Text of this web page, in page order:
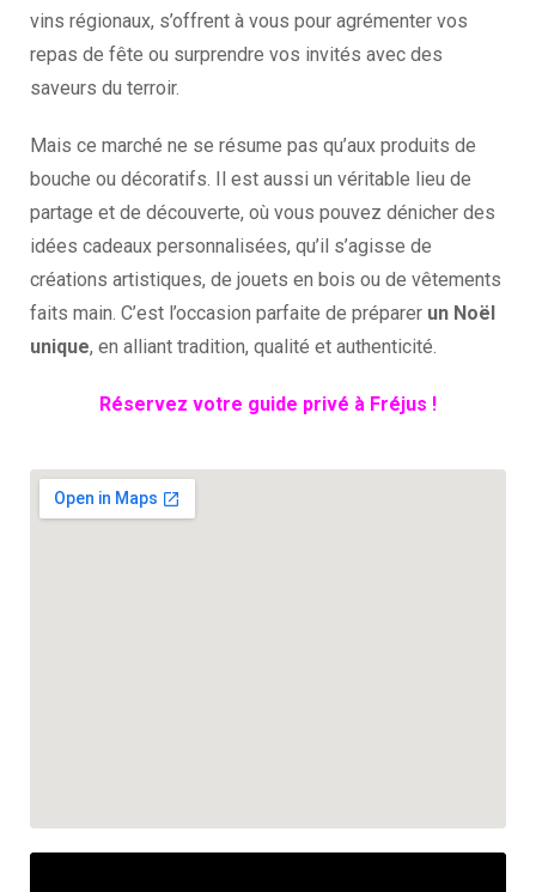
vins régionaux, s’offrent à vous pour agrémenter vos
repas de fête ou surprendre vos invités avec des
saveurs du terroir.
Mais ce marché ne se résume pas qu’aux produits de
bouche ou décoratifs. Il est aussi un véritable lieu de
partage et de découverte, où vous pouvez dénicher des
idées cadeaux personnalisées, qu’il s’agisse de
créations artistiques, de jouets en bois ou de vêtements
faits main. C’est l’occasion parfaite de préparer un Noël
unique, en alliant tradition, qualité et authenticité.
Réservez votre guide privé à Fréjus !